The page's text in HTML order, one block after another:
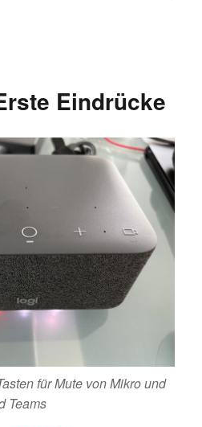
Eindrücke
für Mute von Mikro und
Teams